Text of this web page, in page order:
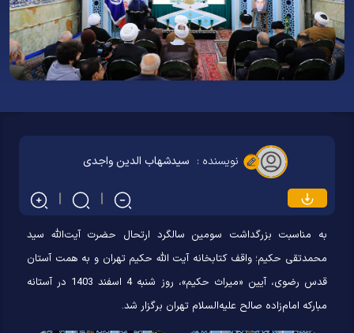
نویسنده : سیدشهاب الدین واجدی
به مناسبت بزرگداشت سومین سالگرد ارتحال حضرت آیت‌الله سید
محمدتقی حکیم؛ واقف کتابخانه آیت الله حکیم تهران و به همت آستان
قدس رضوی، آیین «میراث حکیم»، روز شنبه 4 اسفند 1403 در آستانه
مباركه امام‌زاده صالح علیه‌السلام تهران برگزار شد.